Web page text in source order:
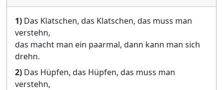
1) Das Klatschen, das Klatschen, das muss man
verstehn,
das macht man ein paarmal, dann kann man sich
drehn.
2) Das Hüpfen, das Hüpfen, das muss man
verstehn,